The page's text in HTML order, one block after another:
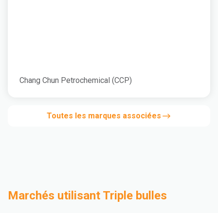
Chang Chun Petrochemical (CCP)
Toutes les marques associées
Marchés utilisant Triple bulles